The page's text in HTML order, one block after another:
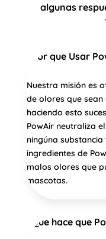
algunas
¿Por que Usar
Nuestra misión es
de olores que sean
haciendo esto
PowAir neutraliza
ningúna
ingredientes de
malos olores que
mascotas.
¿Que hace que